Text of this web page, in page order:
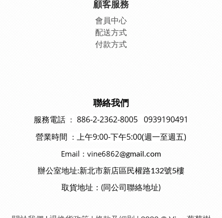
顧客服務
會員中心
配送方式
付款方式
聯絡我們
服務電話 ： 886-2-2362-8005 0939190491
營業時間 ： 上午9:00-下午5:00(週一至週五)
Email：vine6862@gmail.com
辦公室地址:新北市新店區民權路132號5樓
取貨地址：(同公司聯絡地址)